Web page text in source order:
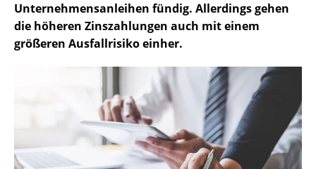
Unternehmensanleihen fündig. Allerdings gehen
die höheren Zinszahlungen auch mit einem
größeren Ausfallrisiko einher.